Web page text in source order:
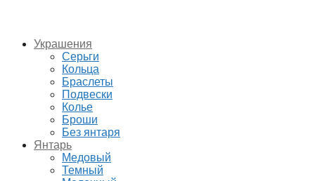
Украшения
Серьги
Кольца
Браслеты
Подвески
Колье
Броши
Без янтаря
Янтарь
Медовый
Темный